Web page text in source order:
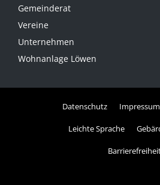
Gemeinderat
Vereine
Unternehmen
Wohnanlage Löwen
Datenschutz Impressum
Leichte Sprache